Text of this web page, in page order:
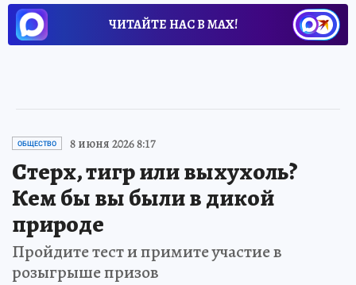
ЧИТАЙТЕ НАС В МАХ!
ОБЩЕСТВО 8 июня 2026 8:17
Стерх, тигр или выхухоль?
Кем бы вы были в дикой
природе
Пройдите тест и примите участие в
розыгрыше призов